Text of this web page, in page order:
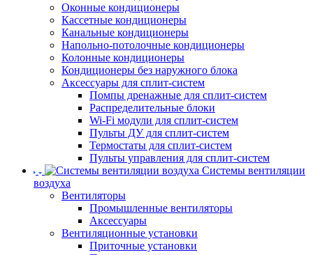
Оконные кондиционеры
Кассетные кондиционеры
Канальные кондиционеры
Напольно-потолочные кондиционеры
Колонные кондиционеры
Кондиционеры без наружного блока
Аксессуары для сплит-систем
Помпы дренажные для сплит-систем
Распределительные блоки
Wi-Fi модули для сплит-систем
Пульты ДУ для сплит-систем
Термостаты для сплит-систем
Пульты управления для сплит-систем
Системы вентиляции
воздуха
Вентиляторы
Промышленные вентиляторы
Аксессуары
Вентиляционные установки
Приточные установки